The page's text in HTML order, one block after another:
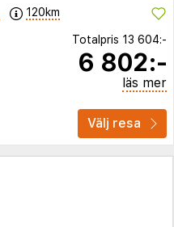
120km
Totalpris 13 604:-
6 802:-
läs mer
Välj resa